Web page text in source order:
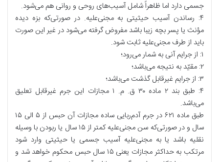
جسمی دارد اما ظاهراً شامل آسیب‌های روحی و روانی هم می‌شود.
۴: رساندن آسیب حیثیتی به مجنی‌علیه. در صورتی‌که بزه دیده
مؤنث یا پسر بچه زیبا باشد مفروض گرفته می‌شود در غیر این صورت
باید از طرف مجنی‌علیه ثابت شود.
۱: از جرایم آنی به شمار می‌رود؛
۲: مقیّد به نتیجه می‌باشد؛
۳: از جرایم غیرقابل گذشت می‌باشد؛
۴: طبق بند ۲ ماده ۳۰ ق. م. ۱ مجازات این جرم غیرقابل تعلیق
می‌باشد.
طبق ماده ۶۲۱ در جرم آدم‌ربایی ساده مجازات آن حبس از ۵ الی ۱۵
سال و در صورتی‌که سن مجنی‌علیه کمتر از ۱۵ سال یا ربودن با وسیله
نقلیه باشد یا به مجنی‌علیه آسیب جسمی یا حیثیتی وارد شود
مرتکب به حداکثر مجازات یعنی ۱۵ سال حبس محکوم خواهد شد و